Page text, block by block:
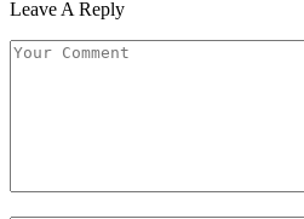
Leave A Reply